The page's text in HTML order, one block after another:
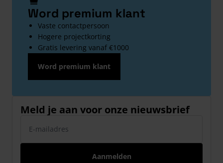
Word premium klant
Vaste contactpersoon
Hogere projectkorting
Gratis levering vanaf €1000
Word premium klant
Meld je aan voor onze nieuwsbrief
Aanmelden